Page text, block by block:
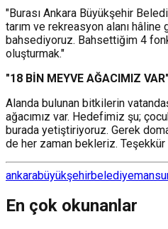
"Burası Ankara Büyükşehir
tarım ve rekreasyon alanı
bahsediyoruz. Bahsettiğim 4
oluşturmak."
"18 BİN MEYVE AĞACIMIZ VAR"
Alanda bulunan bitkilerin
ağacımız var. Hedefimiz şu;
burada yetiştiriyoruz. Gerek
de her zaman bekleriz.
ankarabüyükşehirbelediye
En çok okunanlar